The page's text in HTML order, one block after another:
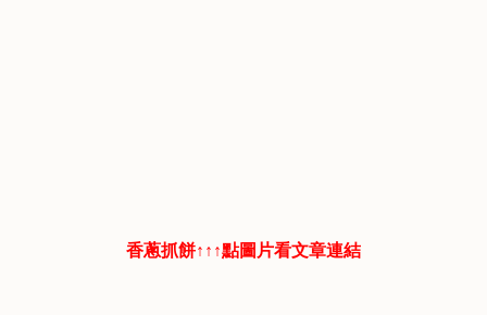
香蔥抓餅↑↑↑點圖片看文章連結